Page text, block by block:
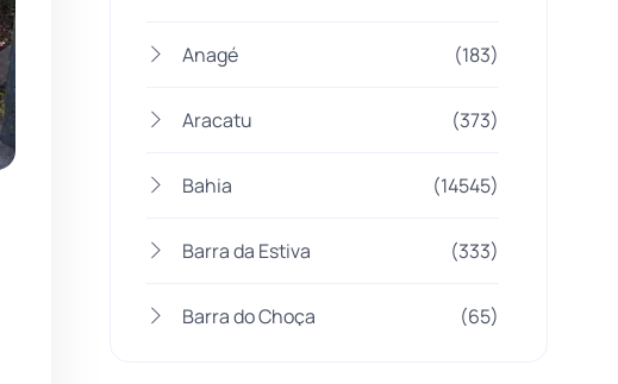
Anagé (183)
Aracatu (373)
Bahia (14545)
Barra da Estiva (333)
Barra do Choça (65)